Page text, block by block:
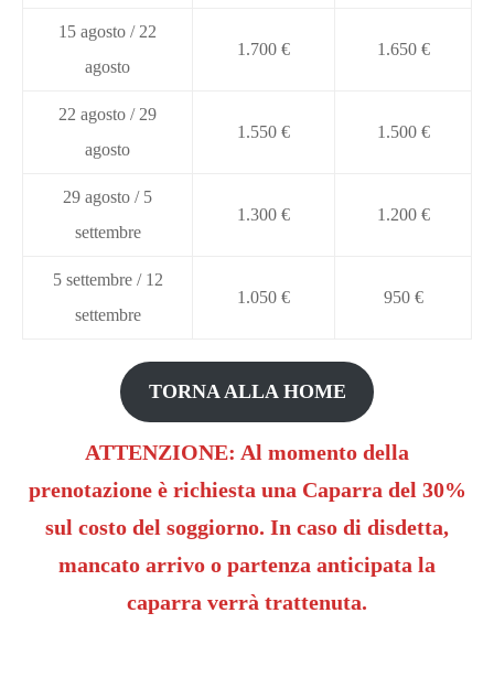
15 agosto / 22
agosto
1.700 € 1.650 €
22 agosto / 29
agosto
1.550 € 1.500 €
29 agosto / 5
settembre
1.300 € 1.200 €
5 settembre / 12
settembre
1.050 € 950 €
TORNA ALLA HOME
ATTENZIONE: Al momento della
prenotazione è richiesta una Caparra del 30%
sul costo del soggiorno. In caso di disdetta,
mancato arrivo o partenza anticipata la
caparra verrà trattenuta.